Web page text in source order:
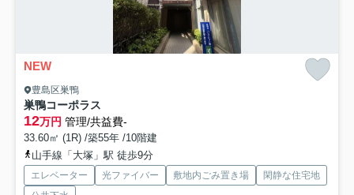
NEW
豊島区巣鴨
巣鴨コーポラス
12万円 管理/共益費-
33.60㎡ (1R) /築55年 /10階建
山手線「大塚」駅 徒歩9分
エレベーター 光ファイバー 敷地内ごみ置き場
閑静な住宅地